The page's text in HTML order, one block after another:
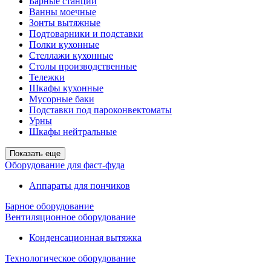
Ванны моечные
Зонты вытяжные
Подтоварники и подставки
Полки кухонные
Стеллажи кухонные
Столы производственные
Тележки
Шкафы кухонные
Мусорные баки
Подставки под пароконвектоматы
Урны
Шкафы нейтральные
Показать еще
Оборудование для фаст-фуда
Аппараты для пончиков
Барное оборудование
Вентиляционное оборудование
Конденсационная вытяжка
Технологическое оборудование